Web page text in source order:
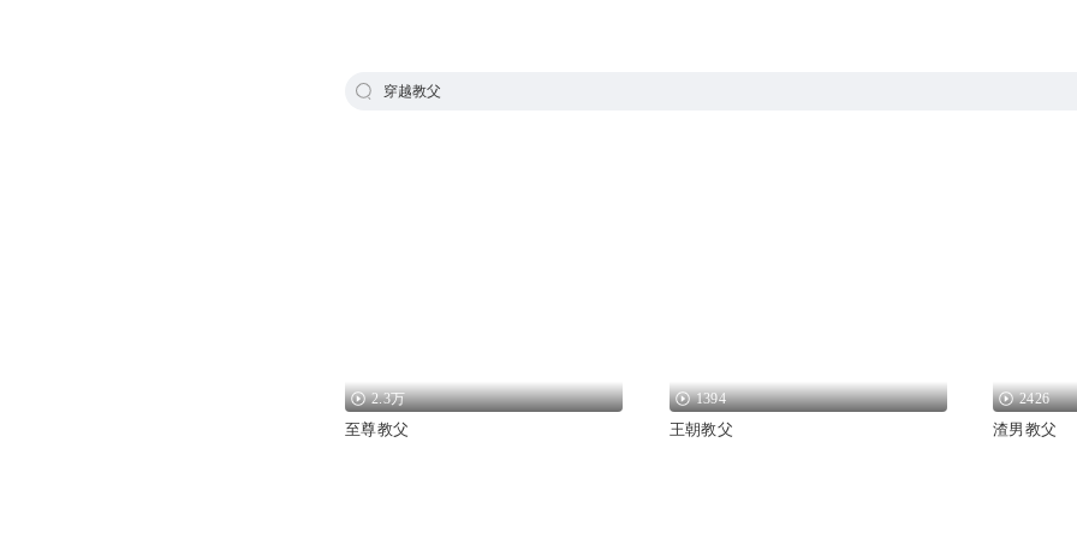
穿越教父
2.3万
至尊教父
1394
王朝教父
2426
渣男教父